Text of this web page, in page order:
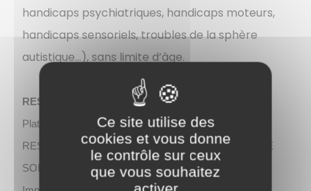
handicaps psychiatriques, handicaps moteurs,
handicaps sensoriels, troubles de la sphère
autistique…), sans limite d’âge.
RESEAU DES AIDANTS SUD 71
Plateforme d'accompagnement et de répit
RESIDENCE DEPARTEMENTALE D'ACCUEIL ET DE
SOINS
Ce site utilise des
cookies et vous donne
le contrôle sur ceux
que vous souhaitez